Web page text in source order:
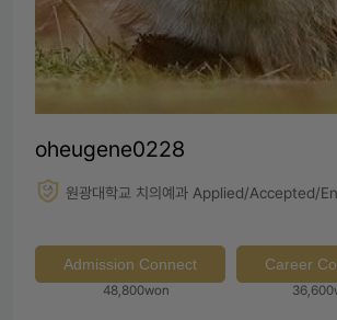
oheugene0228
원광대학교 치의예과 Applied/Accepted/
Admission Connect
48,800won
Career